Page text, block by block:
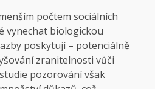
počtem sociálních
vynechat biologickou
poskytují – potenciálně
zranitelnosti vůči
pozorování však